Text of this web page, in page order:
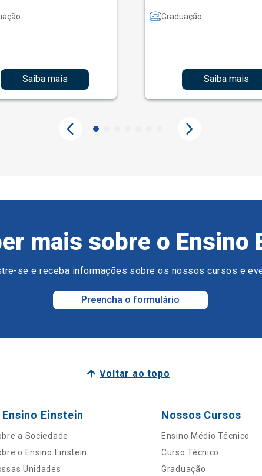
Saiba mais
Graduação
Saiba mais
mais sobre o Ensino
se e receba informações sobre os nossos cursos e
Preencha o formulário
Voltar ao topo
Ensino Einstein
a Sociedade
o Ensino Einstein
Unidades
Nossos Cursos
Ensino Médio Técnico
Curso Técnico
Graduação